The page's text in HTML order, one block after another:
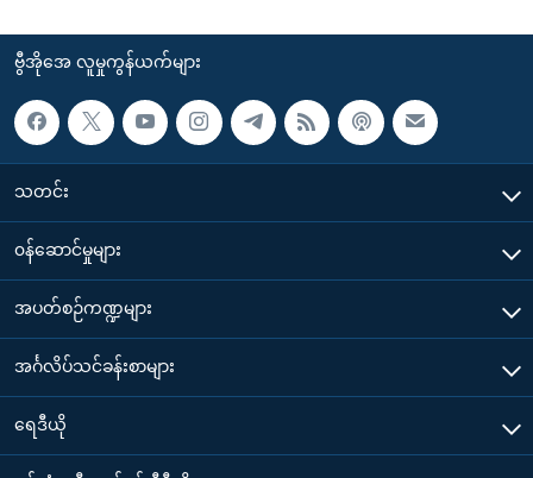
ဗွီအိုအေ လူမှုကွန်ယက်များ
သတင်း
၀န်ဆောင်မှုများ
အပတ်စဉ်ကဏ္ဍများ
အင်္ဂလိပ်သင်ခန်းစာများ
ရေဒီယို